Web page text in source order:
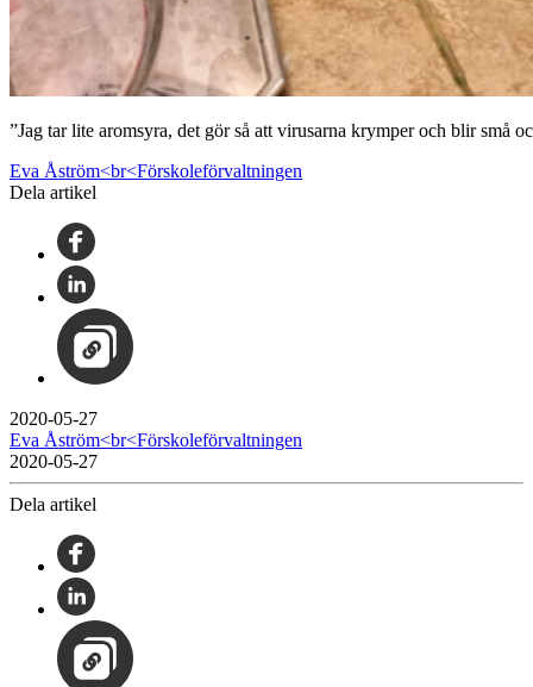
”Jag tar lite aromsyra, det gör så att virusarna krymper och blir små
Eva Åström<br<Förskoleförvaltningen
Dela artikel
2020-05-27
Eva Åström<br<Förskoleförvaltningen
2020-05-27
Dela artikel